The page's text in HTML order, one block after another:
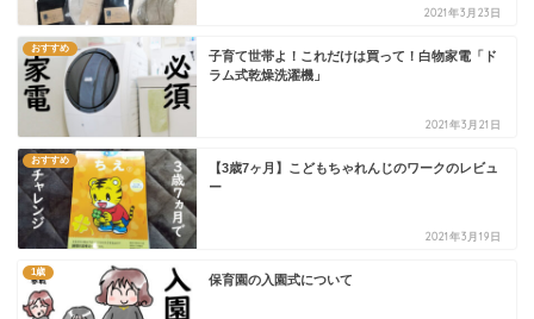
2021年3月23日
おすすめ
子育て世帯よ！これだけは買って！白物家電「ド
ラム式乾燥洗濯機」
2021年3月21日
おすすめ
【3歳7ヶ月】こどもちゃれんじのワークのレビュ
ー
2021年3月19日
1歳
保育園の入園式について